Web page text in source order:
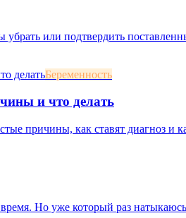
убрать или подтвердить
Беременность
и что делать
причины, как ставят диагноз и
Но уже который раз